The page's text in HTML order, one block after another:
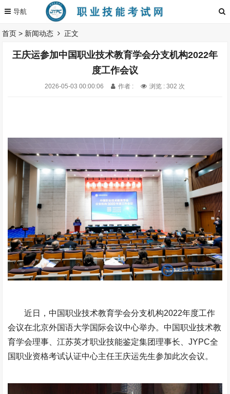
首页 > 新闻动态 正文
王庆运参加中国职业技术教育学会分支机构2022年
度工作会议
2026-05-03 00:00:06 作者 : 浏览 : 302 次
近日，中国职业技术教育学会分支机构2022年度工作
会议在北京外国语大学国际会议中心举办。中国职业技术教
育学会理事、江苏英才职业技能鉴定集团理事长、JYPC全
国职业资格考试认证中心主任王庆运先生参加此次会议。